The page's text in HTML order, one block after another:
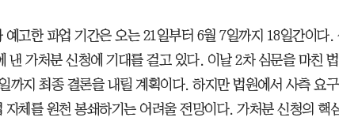
예고한 파업 기간은 오는 21일부터 6월 7일까지 18일간이다.
낸 가처분 신청에 기대를 걸고 있다. 이날 2차 심문을 마친
까지 최종 결론을 내릴 계획이다. 하지만 법원에서 사측 요
자체를 원천 봉쇄하기는 어려울 전망이다. 가처분 신청의 핵